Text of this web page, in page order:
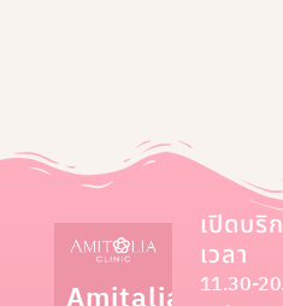
เปิดบริ
เวลา
11.30-